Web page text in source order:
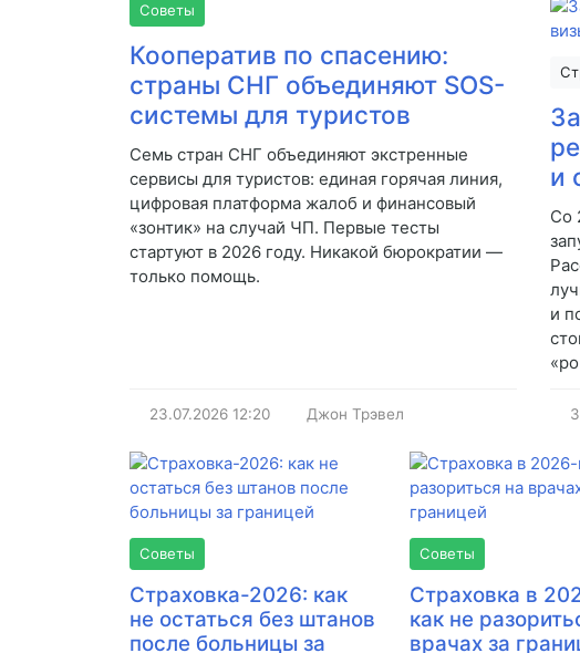
Советы
Кооператив по спасению:
страны СНГ объединяют SOS-
системы для туристов
Семь стран СНГ объединяют экстренные
сервисы для туристов: единая горячая линия,
цифровая платформа жалоб и финансовый
«зонтик» на случай ЧП. Первые тесты
стартуют в 2026 году. Никакой бюрократии —
только помощь.
23.07.2026 12:20 Джон Трэвел
и
Со
и
«po
Советы
Страховка-2026: как
не остаться без штанов
после больницы за
Советы
Страховка в
как не
врачах за